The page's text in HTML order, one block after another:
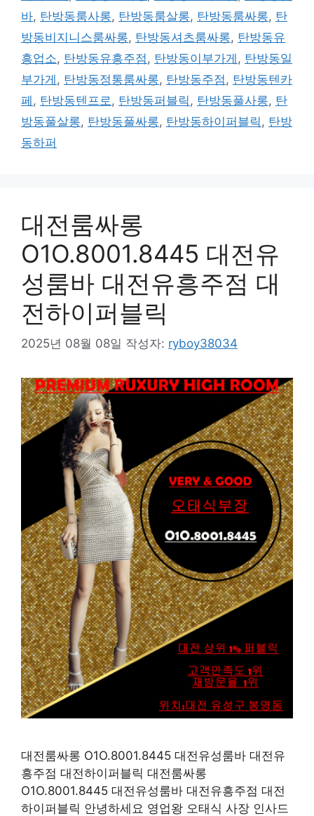
바, 탄방동룸사롱, 탄방동룸살롱, 탄방동룸싸롱, 탄
방동비지니스룸싸롱, 탄방동셔츠룸싸롱, 탄방동유
흥업소, 탄방동유흥주점 , 탄방동이부가게 , 탄방동일
부가게 , 탄방동정통룸싸롱, 탄방동주점 , 탄방동텐카
페 , 탄방동텐프로 , 탄방동퍼블릭 , 탄방동풀사롱, 탄
방동풀살롱, 탄방동풀싸롱, 탄방동하이퍼블릭 , 탄방
동하퍼
대전룸싸롱
O1O.8001.8445 대전유
성룸바 대전유흥주점 대
전하이퍼블릭
2025년 08월 08일 작성자: ryboy38034
대전룸싸롱 O1O.8001.8445 대전유성룸바 대전유
흥주점 대전하이퍼블릭 대전룸싸롱
O1O.8001.8445 대전유성룸바 대전유흥주점 대전
하이퍼블릭 안녕하세요 영업왕 오태식 사장 인사드